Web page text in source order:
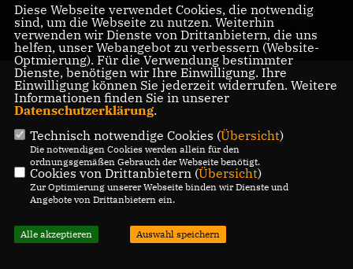
© 2026 CDU
Gemeindeverband Bühlertal
Alle Rechte vorbehalten.
Realisation: Sharkness Media
GmbH & Co. KG
Diese Webseite verwendet Cookies, die notwendig
sind, um die Webseite zu nutzen. Weiterhin
verwenden wir Dienste von Drittanbietern, die uns
helfen, unser Webangebot zu verbessern (Website-
Optmierung). Für die Verwendung bestimmter
Dienste, benötigen wir Ihre Einwilligung. Ihre
Einwilligung können Sie jederzeit widerrufen. Weitere
Informationen finden Sie in unserer
Datenschutzerklärung.
Technisch notwendige Cookies (Übersicht)
Die notwendigen Cookies werden allein für den
ordnungsgemäßen Gebrauch der Webseite benötigt.
Cookies von Drittanbietern (Übersicht)
Zur Optimierung unserer Webseite binden wir Dienste und
Angebote von Drittanbietern ein.
Alle akzeptieren Auswahl speichern